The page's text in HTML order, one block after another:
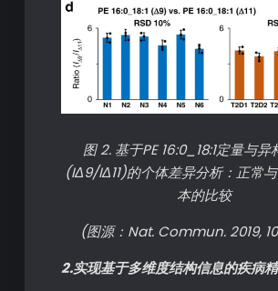
图 2. 基于PE 16:0_18:1定量与异
(IΔ9/IΔ11)的个体差异分析：正常
本的比较
(图源：Nat. Commun. 2019,
2.实现基于多维度结构信息的疾病